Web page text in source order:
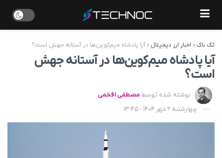
تک ناک» اخبار ارز دیجیتال » آیا پادشاه میم‌کوین‌ها در آستانه جهش است؟
آیا پادشاه میم‌کوین‌ها در آستانه جهش
است؟
نوشته شده توسط مصطفی افخمی
چهارشنبه 2 مهر 1404 - 13:45